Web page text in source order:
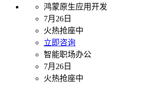
鸿蒙原生应用开发
7月26日
火热抢座中
立即咨询
智能职场办公
7月26日
火热抢座中